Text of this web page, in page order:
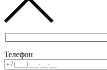
Телефон